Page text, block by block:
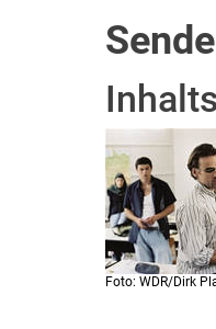
Foto: WDR/Dirk